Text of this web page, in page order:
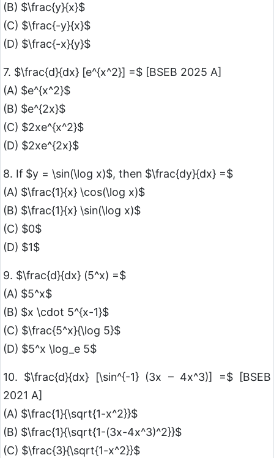
(B) $\frac{y}{x}$
(C) $\frac{-y}{x}$
(D) $\frac{-x}{y}$
7. $\frac{d}{dx} [e^{x^2}] =$ [BSEB 2025 A]
(A) $e^{x^2}$
(B) $e^{2x}$
(C) $2xe^{x^2}$
(D) $2xe^{2x}$
8. If $y = \sin(\log x)$, then $\frac{dy}{dx} =$
(A) $\frac{1}{x} \cos(\log x)$
(B) $\frac{1}{x} \sin(\log x)$
(C) $0$
(D) $1$
9. $\frac{d}{dx} (5^x) =$
(A) $5^x$
(B) $x \cdot 5^{x-1}$
(C) $\frac{5^x}{\log 5}$
(D) $5^x \log_e 5$
10. $\frac{d}{dx} [\sin^{-1} (3x – 4x^3)] =$ [BSEB
2021 A]
(A) $\frac{1}{\sqrt{1-x^2}}$
(B) $\frac{1}{\sqrt{1-(3x-4x^3)^2}}$
(C) $\frac{3}{\sqrt{1-x^2}}$